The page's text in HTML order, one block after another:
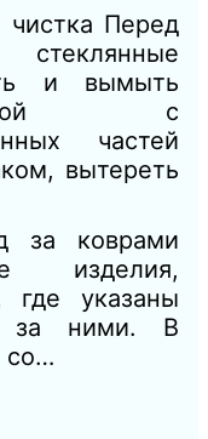
Перед
и вымыть
с
частей
вытереть
за коврами
изделия,
где указаны
за ними. В
со…